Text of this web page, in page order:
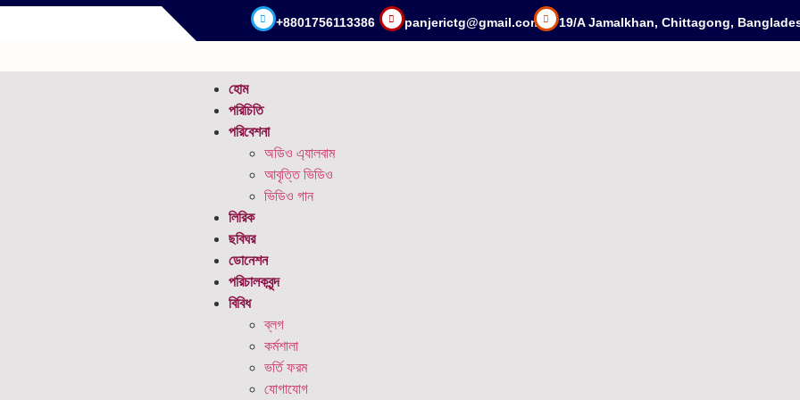
+8801756113386 panjerictg@gmail.com 19/A Jamalkhan, Chittagong,
হোম
পরিচিতি
পরিবেশনা
অডিও এ্যালবাম
আবৃত্তি ভিডিও
ভিডিও গান
লিরিক
ছবিঘর
ডোনেশন
পরিচালকবৃন্দ
বিবিধ
ব্লগ
কর্মশালা
ভর্তি ফরম
যোগাযোগ